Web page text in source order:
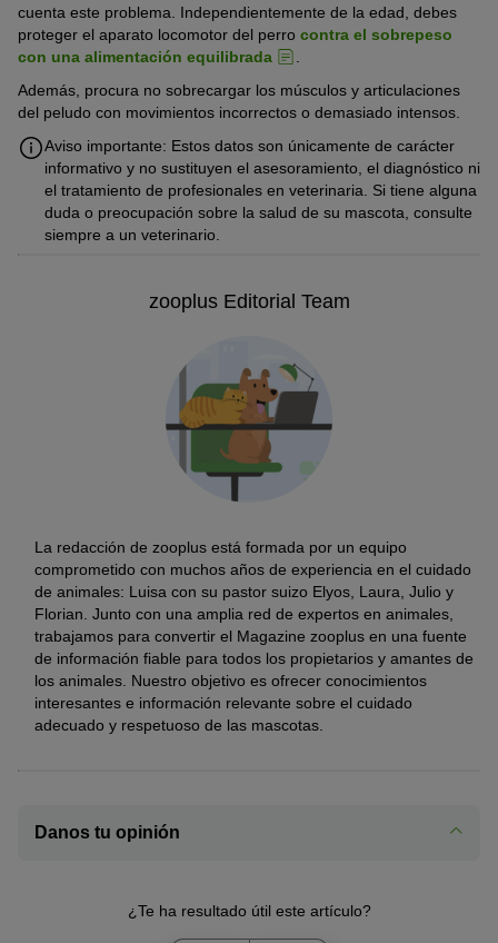
cuenta este problema. Independientemente de la edad, debes
proteger el aparato locomotor del perro contra el sobrepeso
con una alimentación equilibrada
Además, procura no sobrecargar los músculos y articulaciones
del peludo con movimientos incorrectos o demasiado intensos.
Aviso importante: Estos datos son únicamente de carácter
informativo y no sustituyen el asesoramiento, el diagnóstico ni
el tratamiento de profesionales en veterinaria. Si tiene alguna
duda o preocupación sobre la salud de su mascota, consulte
siempre a un veterinario.
zooplus Editorial Team
La redacción de zooplus está formada por un equipo
comprometido con muchos años de experiencia en el cuidado
de animales: Luisa con su pastor suizo Elyos, Laura, Julio y
Florian. Junto con una amplia red de expertos en animales,
trabajamos para convertir el Magazine zooplus en una fuente
de información fiable para todos los propietarios y amantes de
los animales. Nuestro objetivo es ofrecer conocimientos
interesantes e información relevante sobre el cuidado
adecuado y respetuoso de las mascotas.
Danos tu opinión
¿Te ha resultado útil este artículo?